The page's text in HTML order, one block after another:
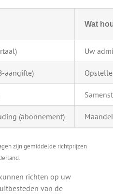
Wat
Uw
aangifte)
(abonnement)
zijn gemiddelde richtprijzen
richten op uw
van de